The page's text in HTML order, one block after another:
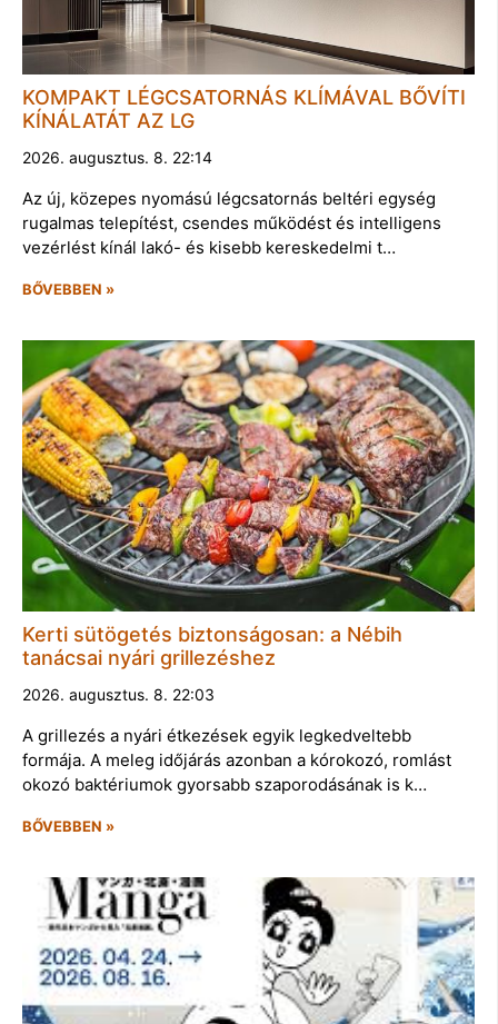
KOMPAKT LÉGCSATORNÁS KLÍMÁVAL BŐVÍTI
KÍNÁLATÁT AZ LG
2026. augusztus. 8. 22:14
Az új, közepes nyomású légcsatornás beltéri egység
rugalmas telepítést, csendes működést és intelligens
vezérlést kínál lakó- és kisebb kereskedelmi t…
BŐVEBBEN »
Kerti sütögetés biztonságosan: a Nébih
tanácsai nyári grillezéshez
2026. augusztus. 8. 22:03
A grillezés a nyári étkezések egyik legkedveltebb
formája. A meleg időjárás azonban a kórokozó, romlást
okozó baktériumok gyorsabb szaporodásának is k…
BŐVEBBEN »